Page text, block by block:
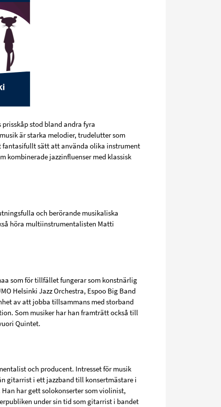
prisskåp stod bland andra fyra
är starka melodier, trudelutter som
fantasifullt sätt att använda olika instrument
kombinerade jazzinfluenser med klassisk
och berörande musikaliska
höra multiinstrumentalisten Matti
som för tillfället fungerar som konstnärlig
Helsinki Jazz Orchestra, Espoo Big Band
av att jobba tillsammans med storband
Som musiker har han framträtt också till
Quintet.
och producent. Intresset för musik
gitarrist i ett jazzband till konsertmästare i
har gett solokonserter som violinist,
under sin tid som gitarrist i bandet